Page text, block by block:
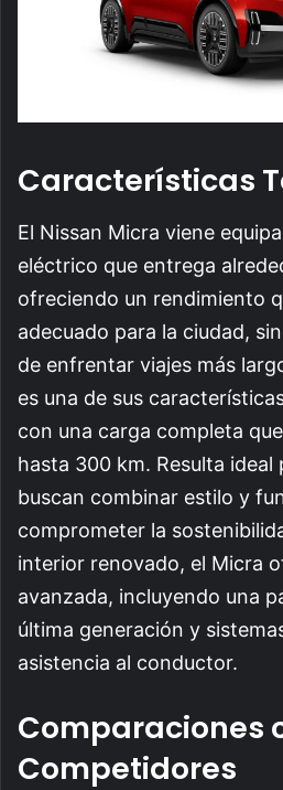
Características
El Nissan Micra viene
eléctrico que entrega
ofreciendo un rendimiento
adecuado para la ciudad,
de enfrentar viajes más
es una de sus
con una carga completa
hasta 300 km. Resulta ideal
buscan combinar estilo y
comprometer la
interior renovado, el Micra
avanzada, incluyendo una
última generación y
asistencia al conductor.
Comparaciones
Competidores